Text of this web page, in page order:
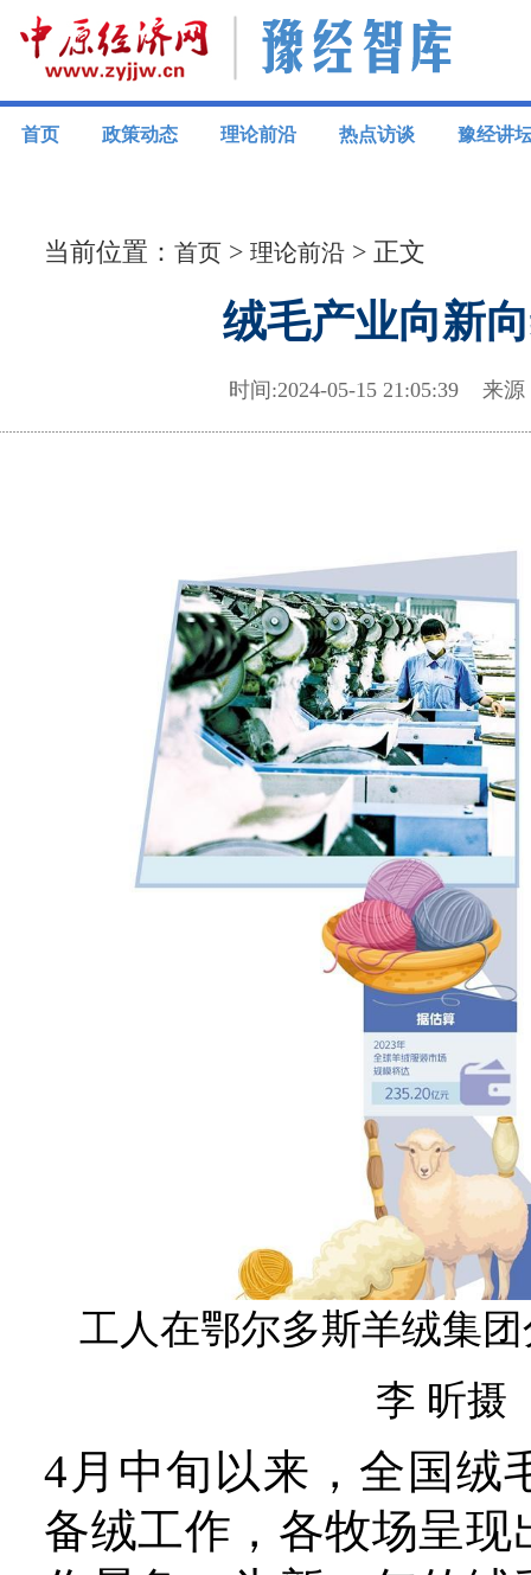
首页 政策动态 理论前沿 热点访谈 豫经讲
当前位置：首页 >理论前沿 > 正文
绒毛产业向新
时间:2024-05-15 21:05:39 来
工人在鄂尔多斯羊绒集
李 昕摄
4月中旬以来，全国绒毛
备绒工作，各牧场呈现出
作景象，为新一年的绒毛
新发展条件下，如何加快
业体系建设，推动行业高